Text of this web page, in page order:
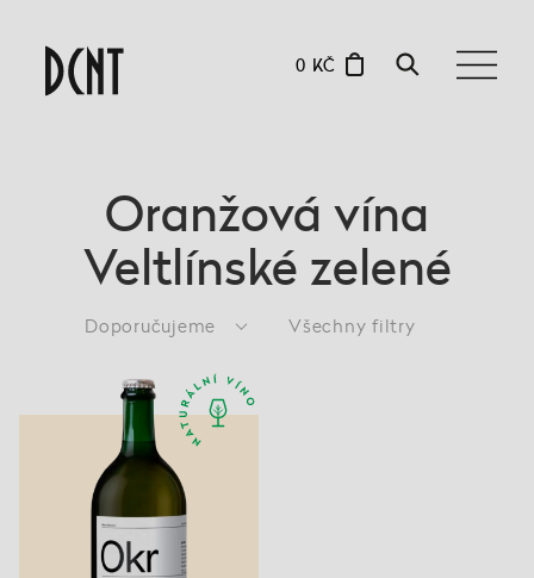
0 KČ
Oranžová vína
Veltlínské zelené
Doporučujeme Všechny filtry